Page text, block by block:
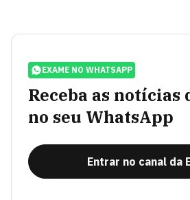
EXAME NO WHATSAPP
Receba as notícias
no seu WhatsApp
Entrar no canal da